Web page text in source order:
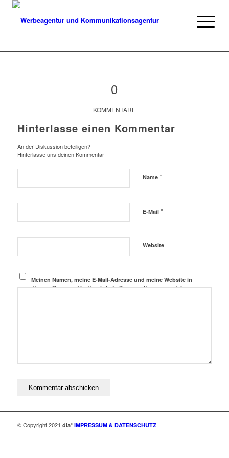
0
KOMMENTARE
Hinterlasse einen Kommentar
An der Diskussion beteiligen?
Hinterlasse uns deinen Kommentar!
Name *
E-Mail *
Website
Meinen Namen, meine E-Mail-Adresse und meine Website in
diesem Browser, für die nächste Kommentierung, speichern.
© Copyright 2021 dia° IMPRESSUM & DATENSCHUTZ